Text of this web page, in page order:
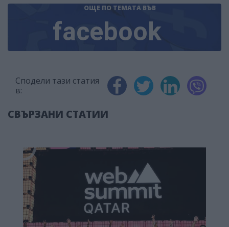
ОЩЕ ПО ТЕМАТА ВЪВ
facebook
Сподели тази статия
в:
СВЪРЗАНИ СТАТИИ